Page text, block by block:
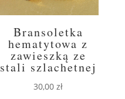
Bransoletka
hematytowa z
zawieszką ze
stali szlachetnej
30,00zł